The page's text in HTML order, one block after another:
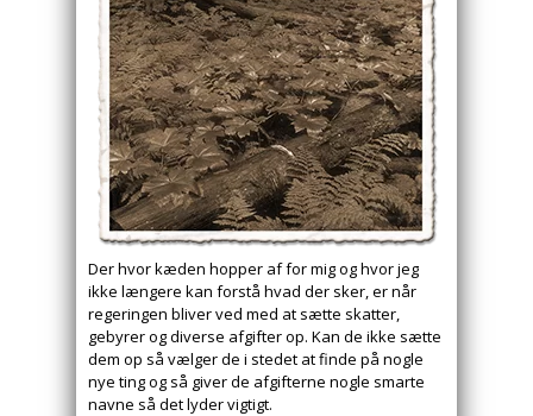
Der hvor kæden hopper af for mig og hvor jeg
ikke længere kan forstå hvad der sker, er når
regeringen bliver ved med at sætte skatter,
gebyrer og diverse afgifter op. Kan de ikke sætte
dem op så vælger de i stedet at finde på nogle
nye ting og så giver de afgifterne nogle smarte
navne så det lyder vigtigt.